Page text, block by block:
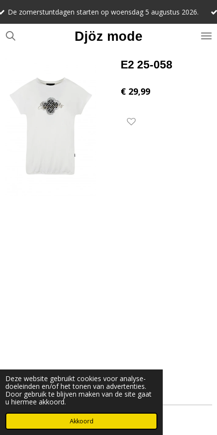
Deze website gebruikt cookies voor analyse-
doeleinden en/of het tonen van advertenties.
Door gebruik te blijven maken van de site gaat
u hiermee akkoord.
Akkoord
Ga
naar
de
Djöz mode
starten op woensdag 5 augustus 2026.
E2 25-058
€ 29,99
© 2025- 2026 Djöz mode